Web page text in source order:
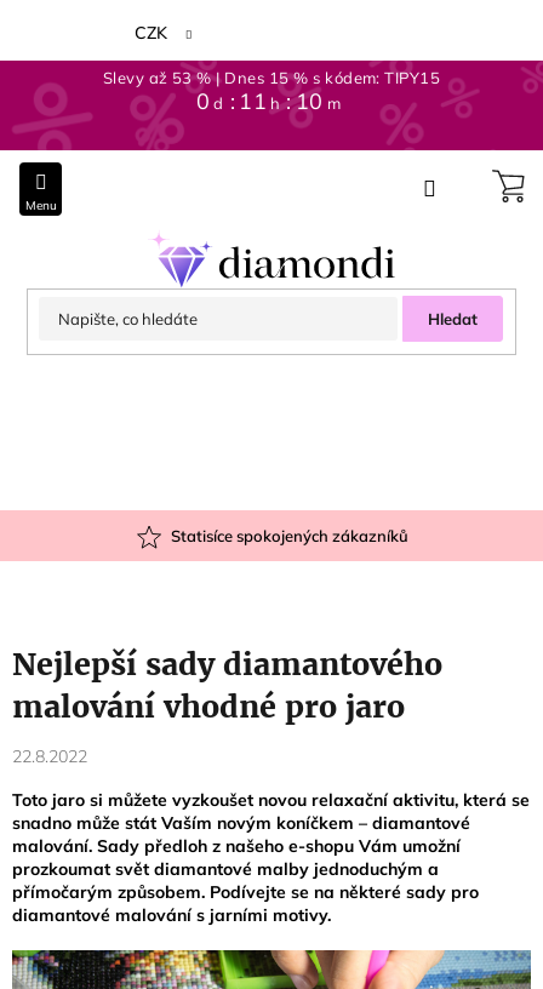
obsah
Slevy až 53 % | Dnes 15 % s kódem: TIPY15
0 d : 11 h :10 m
CZK
Hledat
Statisíce spokojených zákazníků
Nejlepší sady diamantového
malování vhodné pro jaro
22.8.2022
Toto jaro si můžete vyzkoušet novou relaxační aktivitu, která se
snadno může stát Vaším novým koníčkem – diamantové
malování. Sady předloh z našeho e-shopu Vám umožní
prozkoumat svět diamantové malby jednoduchým a
přímočarým způsobem. Podívejte se na některé sady pro
diamantové malování s jarními motivy.